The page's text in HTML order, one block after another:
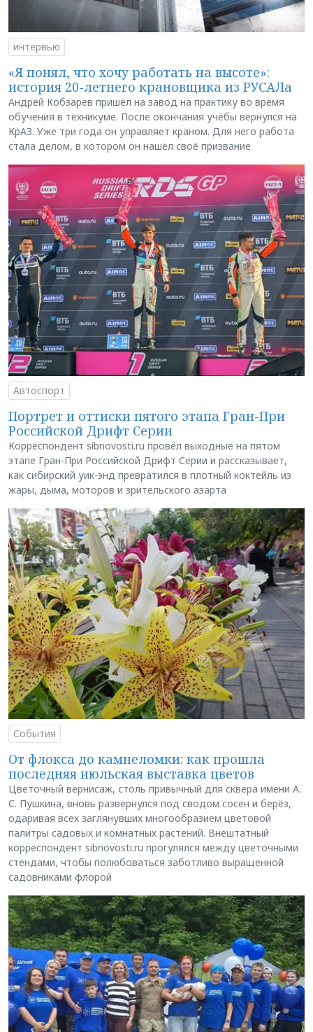
интервью
«Я понял, что хочу работать на высоте»:
история 20-летнего крановщика из РУСАЛа
Андрей Кобзарев пришёл на завод на практику во время
обучения в техникуме. После окончания учёбы вернулся на
КрАЗ. Уже три года он управляет краном. Для него работа
стала делом, в котором он нашёл своё призвание
Автоспорт
Портрет и оттиски пятого этапа Гран-При
Российской Дрифт Серии
Корреспондент sibnovosti.ru провёл выходные на пятом
этапе Гран-При Российской Дрифт Серии и рассказывает,
как сибирский уик-энд превратился в плотный коктейль из
жары, дыма, моторов и зрительского азарта
События
От флокса до камнеломки: как прошла
последняя июльская выставка цветов
Цветочный вернисаж, столь привычный для сквера имени А.
С. Пушкина, вновь развернулся под сводом сосен и берёз,
одаривая всех заглянувших многообразием цветовой
палитры садовых и комнатных растений. Внештатный
корреспондент sibnovosti.ru прогулялся между цветочными
стендами, чтобы полюбоваться заботливо выращенной
садовниками флорой